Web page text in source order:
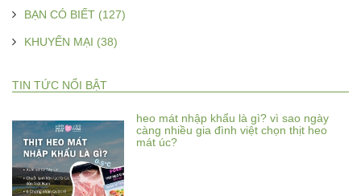
BẠN CÓ BIẾT (127)
KHUYẾN MẠI (38)
TIN TỨC NỔI BẬT
heo mát nhập khẩu là gì? vì sao ngày
càng nhiều gia đình việt chọn thịt heo
mát úc?